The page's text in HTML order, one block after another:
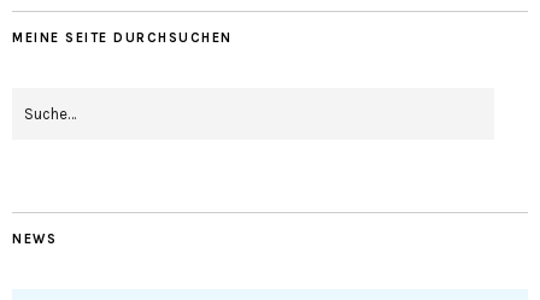
MEINE SEITE DURCHSUCHEN
NEWS